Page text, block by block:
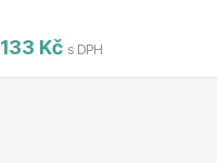
133 Kč s DPH